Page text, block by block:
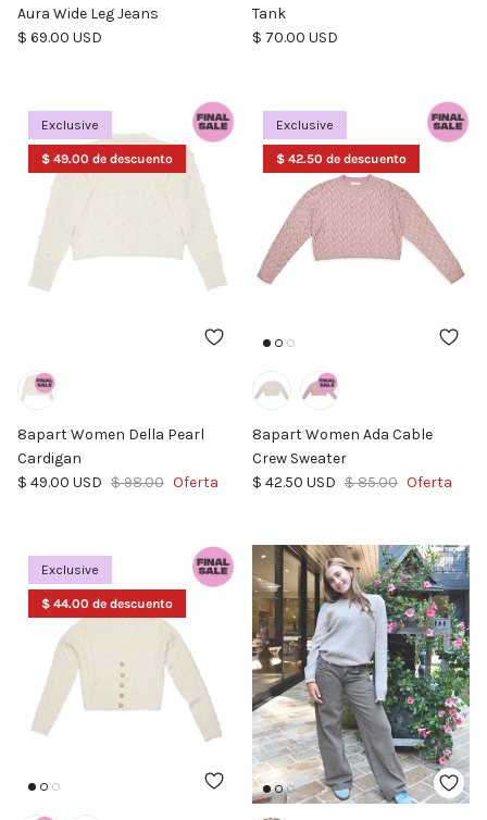
Aura Wide Leg Jeans
Precio normal
$ 69.00 USD
Tank
Precio normal
$ 70.00 USD
Exclusive
$ 49.00 de descuento
8apart Women Della Pearl
Cardigan
Precio de venta
$ 49.00 USD Precio normal
$ 98.00 Oferta
Exclusive
$ 42.50 de descuento
8apart Women Ada Cable
Crew Sweater
Precio de venta
$ 42.50 USD Precio normal
$ 85.00 Oferta
Exclusive
$ 44.00 de descuento